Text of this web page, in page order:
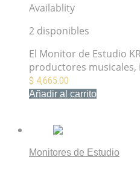
Availablity
2 disponibles
El Monitor de Estudio
productores
$ 4,665.00
Añadir al carrito
Monitores de Estudio